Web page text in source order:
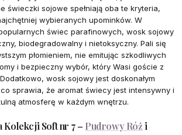
świeczki sojowe spełniają oba te kryteria,
wybieranych upominków. W
świec parafinowych, wosk sojowy
biodegradowalny i nietoksyczny. Pali się
płomieniem, nie emitując szkodliwych
i bezpieczny wybór, który Wasi goście z
wosk sojowy jest doskonałym
sprawia, że aromat świecy jest intensywny i
atmosferę w każdym wnętrzu.
Kolekcji Soft nr 7 – Pudrowy Różi